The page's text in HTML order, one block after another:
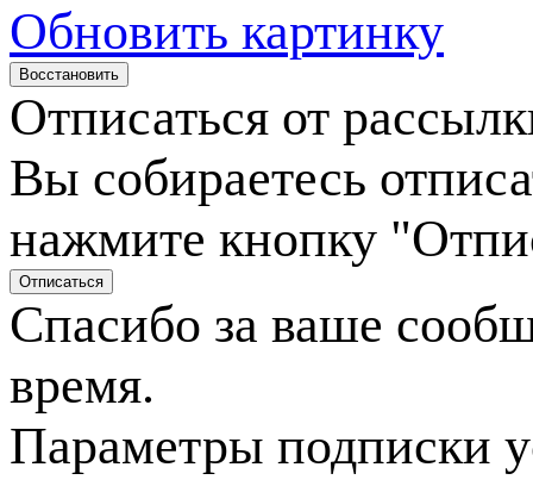
Обновить картинку
Отписаться от
Вы собираетесь
нажмите кнопку
Спасибо за ваше
время.
Параметры подписки